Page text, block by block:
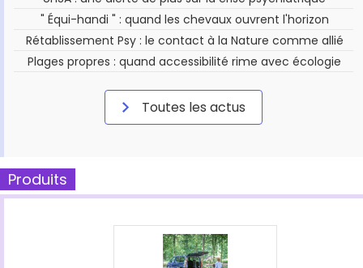
" Équi-handi " : quand les chevaux ouvrent l'horizon
Rétablissement Psy : le contact à la Nature comme allié
Plages propres : quand accessibilité rime avec écologie
Toutes les actus
Produits